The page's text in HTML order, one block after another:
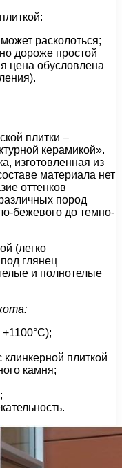
расколоться;
дороже простой
цена обусловлена
плитки –
керамикой».
изготовленная из
материала нет
оттенков
пород
бежевого до темно-
(легко
глянец
и полнотелые
плиткой
камня;